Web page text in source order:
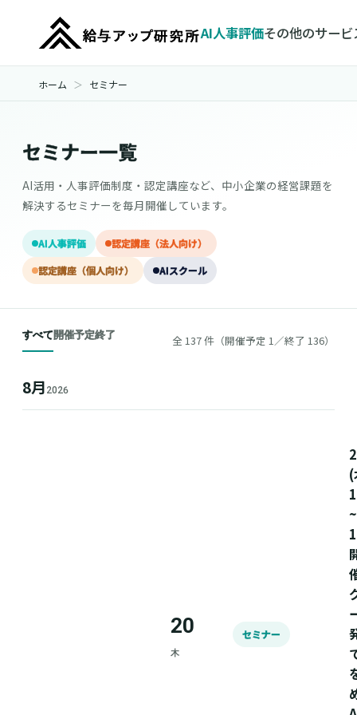
AI人事評価その他のサービ
ホーム セミナー
セミナー一覧
AI活用・人事評価制度・認定講座など、中小企業の経営課題を
解決するセミナーを毎月開催しています。
AI人事評価
認定講座（法人向け）
認定講座（個人向け）
AIスクール
すべて 開催予定終了 全 137 件（開催予定 1／終了 136）
8月 2026
20
木
セミナー
~